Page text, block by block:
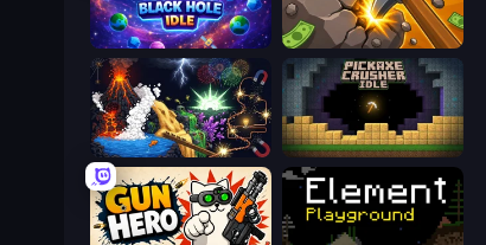
Black Hole Idle Mine Clicker
Sandbox: Particle World Pickaxe Crusher Idle